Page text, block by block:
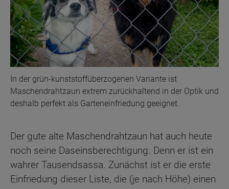
In der grün-kunststoffüberzogenen Variante ist
Maschendrahtzaun extrem zurückhaltend in der Optik und
deshalb perfekt als Garteneinfriedung geeignet.
Der gute alte Maschendrahtzaun hat auch heute
noch seine Daseinsberechtigung. Denn er ist ein
wahrer Tausendsassa. Zunächst ist er die erste
Einfriedung dieser Liste, die (je nach Höhe) einen